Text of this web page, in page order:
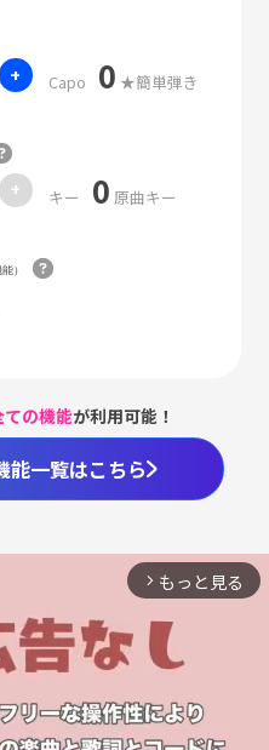
+ Capo 0 ★簡単弾き
+ キー 0 原曲キー
）
ての機能が利用可能！
能一覧はこちら
arrow_forward_ios もっと見る